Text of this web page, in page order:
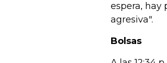
espera, hay
agresiva".
Bolsas